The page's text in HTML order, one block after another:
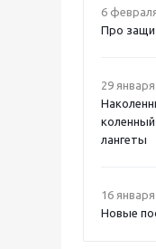
6
Про
29
лангеты
16
Новые